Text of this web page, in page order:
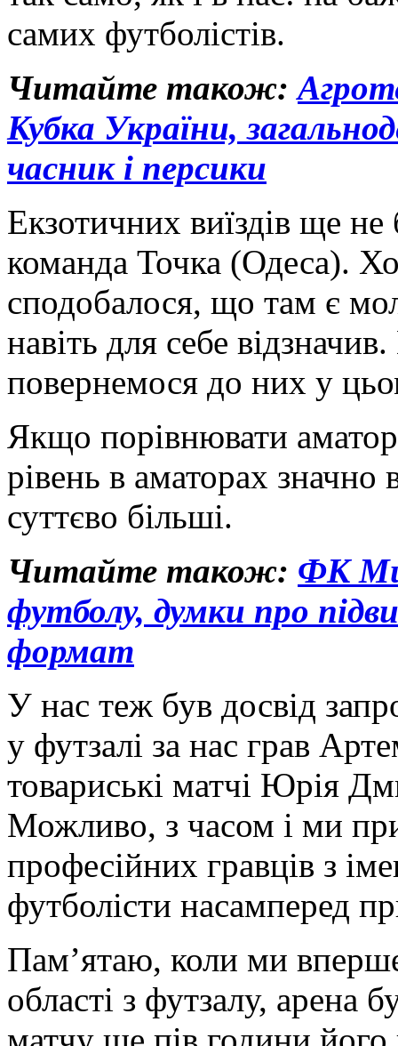
самих футболістів.
Читайте також:
Кубка України,
часник і персики
Екзотичних виїздів ще
команда Точка (Одеса).
сподобалося, що там є
навіть для себе
повернемося до них у
Якщо порівнювати
рівень в аматорах
суттєво більші.
Читайте також: ФК
футболу, думки про
формат
У нас теж був досвід
у футзалі за нас грав
товариські матчі Юрія
Можливо, з часом і ми
професійних гравців з
футболісти насамперед
Пам’ятаю, коли ми
області з футзалу, арена